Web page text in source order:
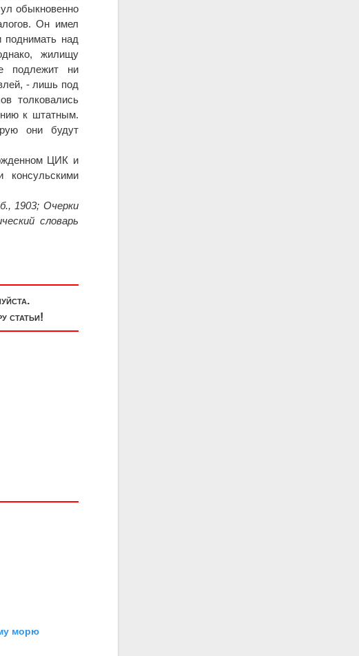
обыкновенно
Он имел
поднимать над
жилищу
подлежит ни
- лишь под
толковались
к штатным.
они будут
ЦИК и
1903; Очерки
словарь
статьи!
морю